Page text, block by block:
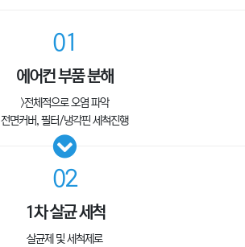
01
에어컨 부품 분해
>전체적으로 오염 파악
전면커버, 필터/냉각핀 세척진행
02
1차 살균 세척
살균제 및 세척제로